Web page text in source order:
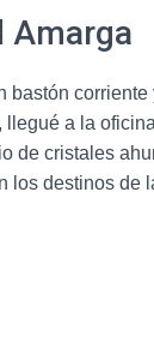
Amarga
bastón corriente
llegué a la
de cristales
los destinos de